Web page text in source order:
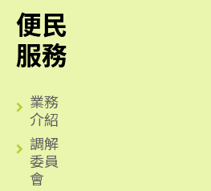
便民
服務
業務
介紹
調解
委員
會